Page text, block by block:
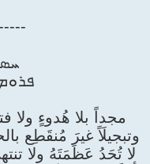
مجداً بلا هُدوءٍ ولا
وتبجيلَاً غيرَ مُنقَطِع
لا تُحَدُ عَظَمَتَهُ ولا